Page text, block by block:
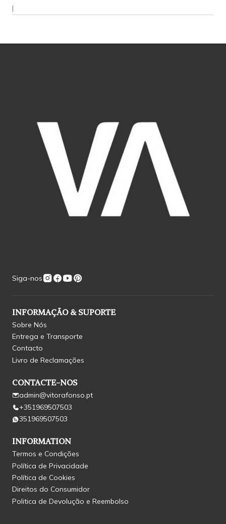
|
Siga-nos
INFORMAÇÃO & SUPORTE
Sobre Nós
Entrega e Transporte
Contacto
Livro de Reclamações
CONTACTE-NOS
admin@vitorafonso.pt
+351969507503
351969507503
INFORMATION
Termos e Condições
Política de Privacidade
Política de Cookies
Direitos do Consumidor
Politica de Devolução e Reembolso